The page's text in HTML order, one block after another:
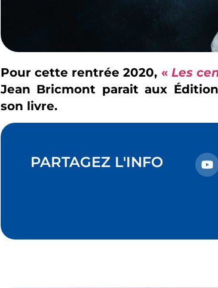
Pour cette rentrée 2020, « Les
Jean Bricmont parait aux
son livre.
PARTAGEZ L'INFO